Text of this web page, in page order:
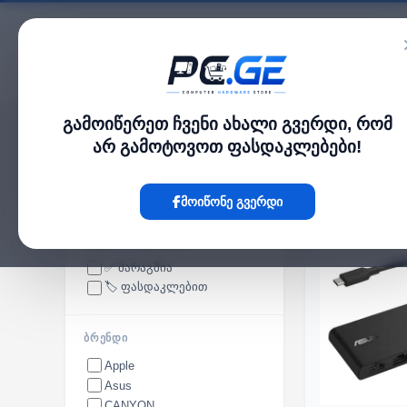
გამოიწერეთ ჩვენი ახალი გვერდი, რომ
არ გამოტოვოთ ფასდაკლებები!
მოიწონე გვერდი
კატალოგი
pc.ge/პერიფერია
პერიფერია
✅ მარაგშია
🏷️ ფასდაკლებით
ᲑᲠᲔᲜᲓᲘ
Apple
Asus